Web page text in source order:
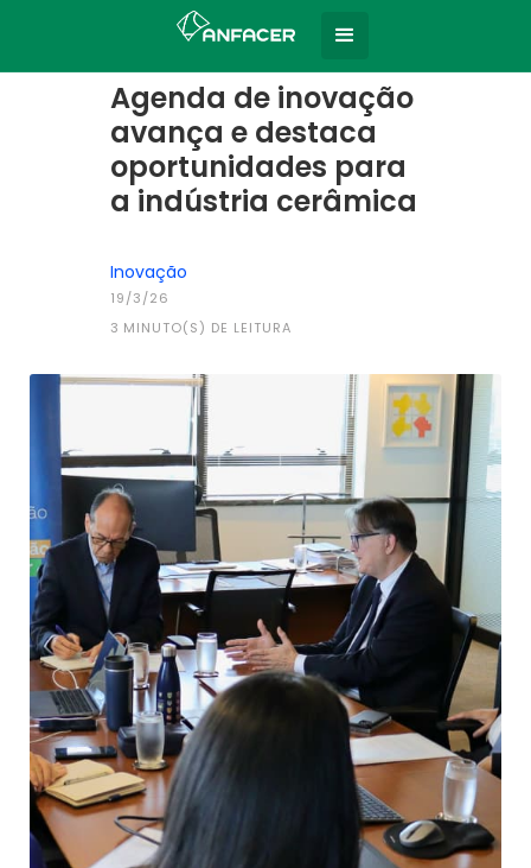
Todas as notícias
Agenda de inovação
avança e destaca
oportunidades para
a indústria cerâmica
Inovação
19/3/26
3 MINUTO(S) DE LEITURA